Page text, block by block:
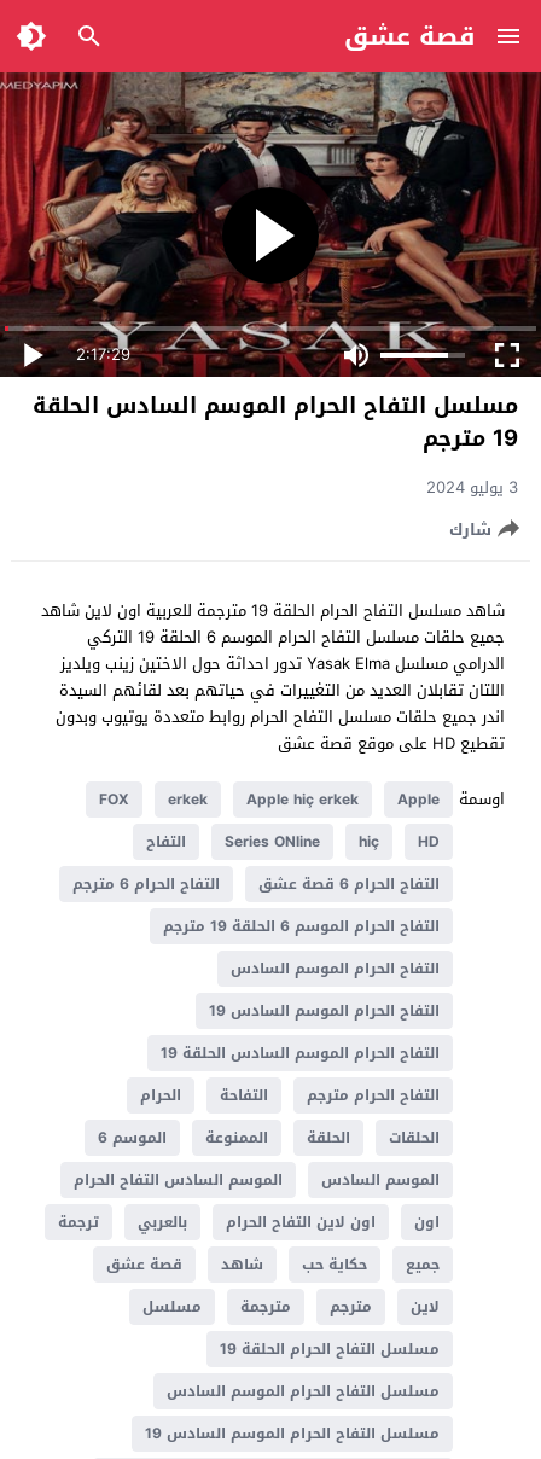
قصة عشق
2:17:29
مسلسل التفاح الحرام الموسم السادس الحلقة
19 مترجم
3 يوليو 2024
شارك
شاهد مسلسل التفاح الحرام الحلقة 19 مترجمة للعربية اون لاين شاهد
جميع حلقات مسلسل التفاح الحرام الموسم 6 الحلقة 19 التركي
الدرامي مسلسل Yasak Elma تدور احداثة حول الاختين زينب ويلديز
اللتان تقابلان العديد من التغييرات في حياتهم بعد لقائهم السيدة
اندر جميع حلقات مسلسل التفاح الحرام روابط متعددة يوتيوب وبدون
تقطيع HD على موقع قصة عشق
اوسمة
Apple
Apple hiç erkek
erkek
FOX
HD
hiç
Series ONline
التفاح
التفاح الحرام 6 قصة عشق
التفاح الحرام 6 مترجم
التفاح الحرام الموسم 6 الحلقة 19 مترجم
التفاح الحرام الموسم السادس
التفاح الحرام الموسم السادس 19
التفاح الحرام الموسم السادس الحلقة 19
التفاح الحرام مترجم
التفاحة
الحرام
الحلقات
الحلقة الممنوعة
الموسم 6
الموسم السادس
الموسم السادس التفاح الحرام
اون
اون لاين التفاح الحرام بالعربي
ترجمة
جميع
حكاية حب شاهد
قصة عشق
لاين
مترجم مترجمة
مسلسل
مسلسل التفاح الحرام الحلقة 19
مسلسل التفاح الحرام الموسم السادس
مسلسل التفاح الحرام الموسم السادس 19